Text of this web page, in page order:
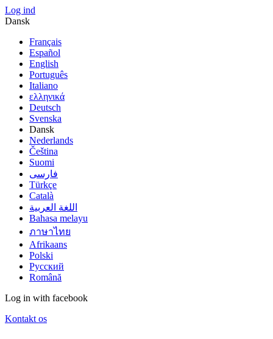
Log ind
Dansk
Français
Español
English
Português
Italiano
ελληνικά
Deutsch
Svenska
Dansk
Nederlands
Čeština
Suomi
فارسى
Türkçe
Català
اللغة العربية
Bahasa melayu
ภาษาไทย
Afrikaans
Polski
Русский
Română
Log in with facebook
Kontakt os